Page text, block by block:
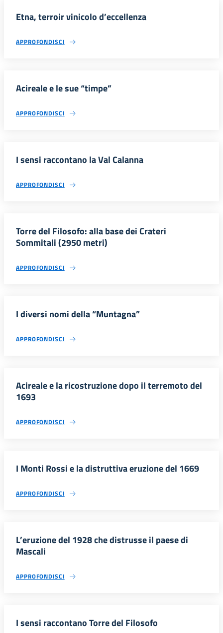
Etna, terroir vinicolo d’eccellenza
APPROFONDISCI
Acireale e le sue “timpe”
APPROFONDISCI
I sensi raccontano la Val Calanna
APPROFONDISCI
Torre del Filosofo: alla base dei Crateri
Sommitali (2950 metri)
APPROFONDISCI
I diversi nomi della “Muntagna”
APPROFONDISCI
Acireale e la ricostruzione dopo il terremoto del
1693
APPROFONDISCI
I Monti Rossi e la distruttiva eruzione del 1669
APPROFONDISCI
L’eruzione del 1928 che distrusse il paese di
Mascali
APPROFONDISCI
I sensi raccontano Torre del Filosofo